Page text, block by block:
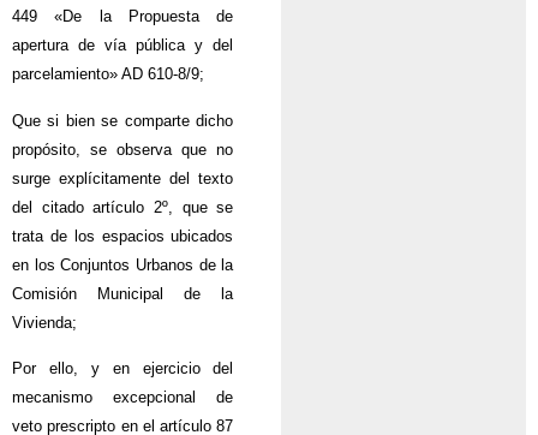
449 «De la Propuesta de
apertura de vía pública y del
parcelamiento» AD 610-8/9;
Que si bien se comparte dicho
propósito, se observa que no
surge explícitamente del texto
del citado artículo 2º, que se
trata de los espacios ubicados
en los Conjuntos Urbanos de la
Comisión Municipal de la
Vivienda;
Por ello, y en ejercicio del
mecanismo excepcional de
veto prescripto en el artículo 87